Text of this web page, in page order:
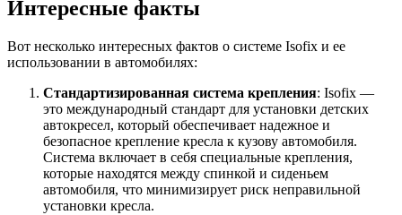
Интересные факты
Вот несколько интересных фактов о системе Isofix и ее
использовании в автомобилях:
Стандартизированная система крепления: Isofix —
это международный стандарт для установки детских
автокресел, который обеспечивает надежное и
безопасное крепление кресла к кузову автомобиля.
Система включает в себя специальные крепления,
которые находятся между спинкой и сиденьем
автомобиля, что минимизирует риск неправильной
установки кресла.